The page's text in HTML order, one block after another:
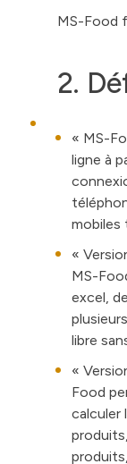
MS-Food
2.
« MS-
ligne à
mobiles
«
MS-
excel,
libre
«
Food
calculer